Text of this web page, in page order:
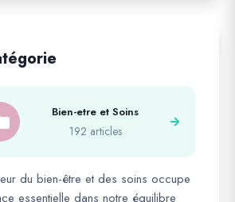
Bien-etre et Soins
192 articles
du bien-être et des soins occupe
essentielle dans notre équilibre